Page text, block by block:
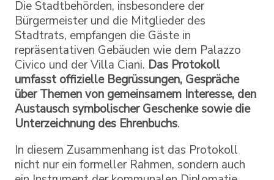
Die Stadtbehörden, insbesondere der
Bürgermeister und die Mitglieder des
Stadtrats, empfangen die Gäste in
repräsentativen Gebäuden wie dem Palazzo
Civico und der Villa Ciani. Das Protokoll
umfasst offizielle Begrüssungen, Gespräche
über Themen von gemeinsamem Interesse, den
Austausch symbolischer Geschenke sowie die
Unterzeichnung des Ehrenbuchs.
In diesem Zusammenhang ist das Protokoll
nicht nur ein formeller Rahmen, sondern auch